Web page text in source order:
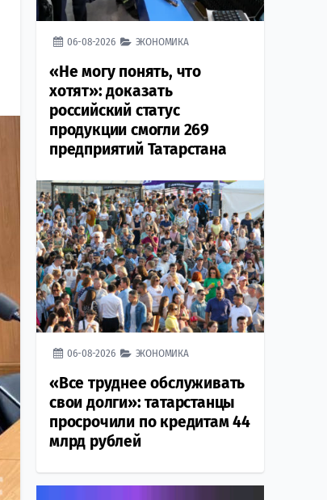
06-08-2026 ЭКОНОМИКА
«Не могу понять, что
хотят»: доказать
российский статус
продукции смогли 269
предприятий Татарстана
06-08-2026 ЭКОНОМИКА
«Все труднее обслуживать
свои долги»: татарстанцы
просрочили по кредитам 44
млрд рублей